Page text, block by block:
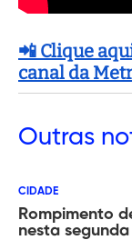
📲 Clique
canal da
Outras
CIDADE
Rompimento
nesta